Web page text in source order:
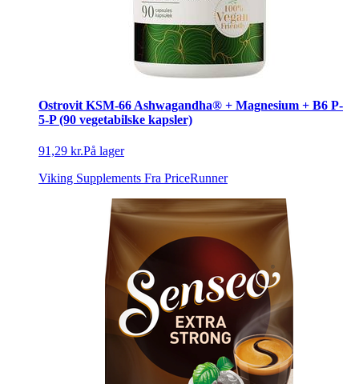
Ostrovit KSM-66 Ashwagandha® + Magnesium + B6 P-
5-P (90 vegetabilske kapsler)
91,29 kr.På lager
Viking Supplements Fra PriceRunner